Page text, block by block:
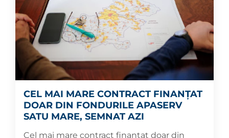
CEL MAI MARE CONTRACT FINANȚAT
DOAR DIN FONDURILE APASERV
SATU MARE, SEMNAT AZI
Cel mai mare contract finanțat doar din